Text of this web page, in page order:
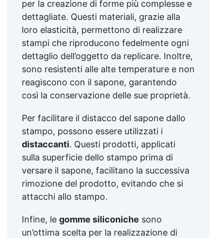
per la creazione di forme più complesse e
dettagliate. Questi materiali, grazie alla
loro elasticità, permettono di realizzare
stampi che riproducono fedelmente ogni
dettaglio dell’oggetto da replicare. Inoltre,
sono resistenti alle alte temperature e non
reagiscono con il sapone, garantendo
così la conservazione delle sue proprietà.
Per facilitare il distacco del sapone dallo
stampo, possono essere utilizzati i
distaccanti. Questi prodotti, applicati
sulla superficie dello stampo prima di
versare il sapone, facilitano la successiva
rimozione del prodotto, evitando che si
attacchi allo stampo.
Infine, le gomme siliconiche sono
un’ottima scelta per la realizzazione di